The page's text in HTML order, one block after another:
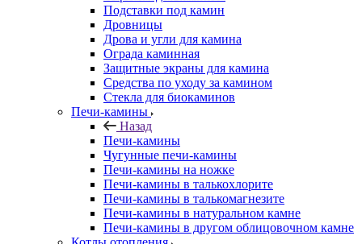
Подставки под камин
Дровницы
Дрова и угли для камина
Ограда каминная
Защитные экраны для камина
Средства по уходу за камином
Стекла для биокаминов
Печи-камины
Назад
Печи-камины
Чугунные печи-камины
Печи-камины на ножке
Печи-камины в талькохлорите
Печи-камины в талькомагнезите
Печи-камины в натуральном камне
Печи-камины в другом облицовочном камне